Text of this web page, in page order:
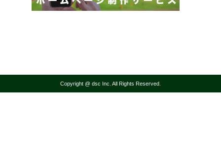
Copyright @ dsc Inc. All Rights Reserved.